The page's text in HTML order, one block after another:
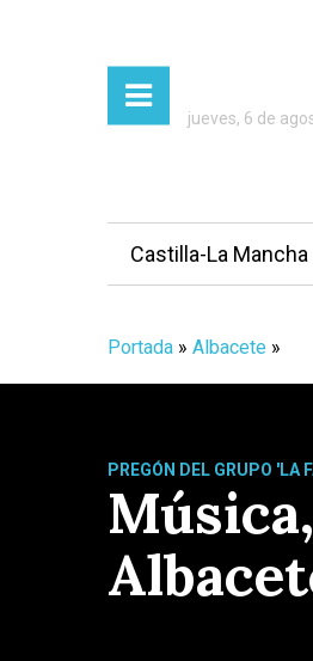
jueves, 6 de
Castilla-La Mancha
Portada » Albacete »
PREGÓN DEL GRUPO 'LA